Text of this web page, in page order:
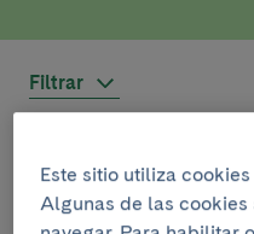
Filtrar
ASISTENCIA
5 de febrero del 2020
Este sitio utiliza
Algunas de las cookies